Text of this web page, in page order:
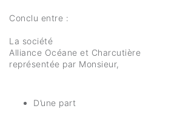
Conclu entre :
La société
Alliance Océane et Charcutière
représentée par Monsieur,
D’une part